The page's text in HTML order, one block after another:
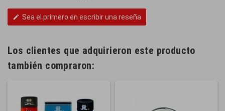
edit Sea el primero en escribir una reseña
Los clientes que adquirieron este producto
también compraron: